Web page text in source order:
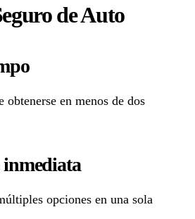
de Auto
obtenerse en menos de dos
opciones en una sola